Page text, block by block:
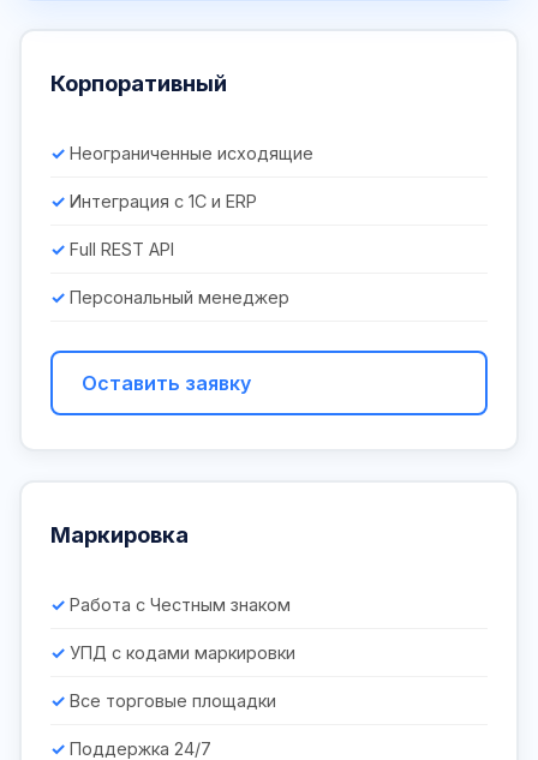
Корпоративный
Неограниченные исходящие
Интеграция с 1С и ERP
Full REST API
Персональный менеджер
Оставить заявку
Маркировка
Работа с Честным знаком
УПД с кодами маркировки
Все торговые площадки
Поддержка 24/7